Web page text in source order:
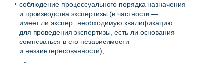
соблюдение процессуального порядка назначения
и производства экспертизы (в частности —
имеет ли эксперт необходимую квалификацию
для проведения экспертизы, есть ли основания
сомневаться в его независимости
и незаинтересованности);